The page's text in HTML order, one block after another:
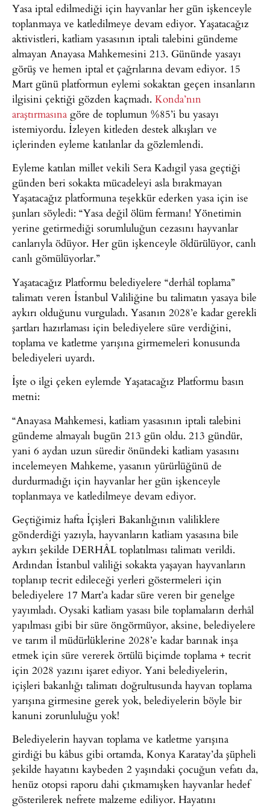
Yasa iptal edilmediği için hayvanlar her gün işkenceyle
toplanmaya ve katledilmeye devam ediyor. Yaşatacağız
aktivistleri, katliam yasasının iptali talebini gündeme
almayan Anayasa Mahkemesini 213. Gününde yasayı
görüş ve hemen iptal et çağrılarına devam ediyor. 15
Mart günü platformun eylemi sokaktan geçen insanların
ilgisini çektiği gözden kaçmadı. Konda’nın
araştırmasına göre de toplumun %85’i bu yasayı
istemiyordu. İzleyen kitleden destek alkışları ve
içlerinden eyleme katılanlar da gözlemlendi.
Eyleme katılan millet vekili Sera Kadıgil yasa geçtiği
günden beri sokakta mücadeleyi asla bırakmayan
Yaşatacağız platformuna teşekkür ederken yasa için ise
şunları söyledi: “Yasa değil ölüm fermanı! Yönetimin
yerine getirmediği sorumluluğun cezasını hayvanlar
canlarıyla ödüyor. Her gün işkenceyle öldürülüyor, canlı
canlı gömülüyorlar.”
Yaşatacağız Platformu belediyelere “derhâl toplama”
talimatı veren İstanbul Valiliğine bu talimatın yasaya bile
aykırı olduğunu vurguladı. Yasanın 2028’e kadar gerekli
şartları hazırlaması için belediyelere süre verdiğini,
toplama ve katletme yarışına girmemeleri konusunda
belediyeleri uyardı.
İşte o ilgi çeken eylemde Yaşatacağız Platformu basın
metni:
“Anayasa Mahkemesi, katliam yasasının iptali talebini
gündeme almayalı bugün 213 gün oldu. 213 gündür,
yani 6 aydan uzun süredir önündeki katliam yasasını
incelemeyen Mahkeme, yasanın yürürlüğünü de
durdurmadığı için hayvanlar her gün işkenceyle
toplanmaya ve katledilmeye devam ediyor.
Geçtiğimiz hafta İçişleri Bakanlığının valiliklere
gönderdiği yazıyla, hayvanların katliam yasasına bile
aykırı şekilde DERHÂL toplatılması talimatı verildi.
Ardından İstanbul valiliği sokakta yaşayan hayvanların
toplanıp tecrit edileceği yerleri göstermeleri için
belediyelere 17 Mart’a kadar süre veren bir genelge
yayımladı. Oysaki katliam yasası bile toplamaların derhâl
yapılması gibi bir süre öngörmüyor, aksine, belediyelere
ve tarım il müdürlüklerine 2028’e kadar barınak inşa
etmek için süre vererek örtülü biçimde toplama + tecrit
için 2028 yazını işaret ediyor. Yani belediyelerin,
içişleri bakanlığı talimatı doğrultusunda hayvan toplama
yarışına girmesine gerek yok, belediyelerin böyle bir
kanuni zorunluluğu yok!
Belediyelerin hayvan toplama ve katletme yarışına
girdiği bu kâbus gibi ortamda, Konya Karatay’da şüpheli
şekilde hayatını kaybeden 2 yaşındaki çocuğun vefatı da,
henüz otopsi raporu dahi çıkmamışken hayvanlar hedef
gösterilerek nefrete malzeme ediliyor. Hayatını